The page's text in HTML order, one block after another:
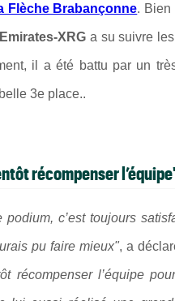
Flèche Brabançonne. Bien
XRGa su suivre les
il a été battu par un
3e place..
récompenser
podium, c’est toujours
pu faire mieux", a
récompenser l’équipe